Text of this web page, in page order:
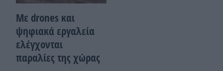
Με drones και
ψηφιακά εργαλεία
ελέγχονται
παραλίες της χώρας